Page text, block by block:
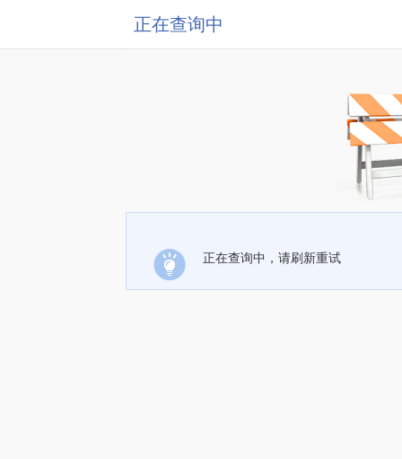
正在查询中
正在查询中，请刷新重试